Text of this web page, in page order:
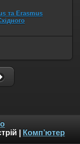
та Erasmus
Комп’ютер